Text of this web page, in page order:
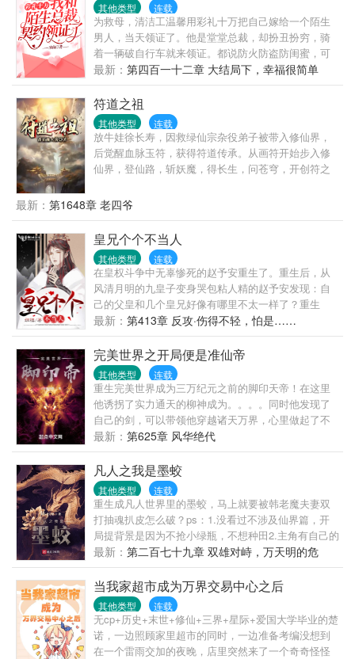
其他类型 连载
为救母，清洁工温馨用彩礼十万把自己嫁给一个陌生
男人，当天领证了。他是堂堂总裁，却扮丑扮穷，骑
着一辆破自行车就来领证。都说防火防盗防闺蜜，可
她天天就防他。“喂！女人，吃了臭豆腐必须刷
牙！”“喂！女人，马桶用了要消毒呀！”有人说，总裁
大人一表人才，不近女色，是南城所有女人的梦中情
人。而她说，他粗狂丑陋，又穷又闷骚直到真相大
白……天，温馨，你家老公的胡子飞了！天，温馨，
你家老公脸上的刀疤移位了！天，温馨你家老公开的
竟然是迈巴赫！天，你家老公不是助理，他才是总
裁！温馨看着人群中簇拥的俊美男人，攥紧拳头……
最新： 第四百一十二章 大结局下，幸福很简单
符道之祖
其他类型 连载
放牛娃徐长寿，因救绿仙宗杂役弟子被带入修仙界，
后觉醒血脉玉符，获得符道传承。从画符开始步入修
仙界，登仙路，斩妖魔，得长生，问苍穹，开创符之
最新： 第1648章 老四爷
皇兄个个不当人
其他类型 连载
在皇权斗争中无辜惨死的赵予安重生了。重生后，从
风清月明的九皇子变身哭包粘人精的赵予安发现：自
己的父皇和几个皇兄好像有哪里不太一样了？重生
前，大昭帝：“九皇子？朕记得，不过就是个宫女生的
孩子罢了！”重生后，大昭帝：“朕的皇子，你且动一下
试试！...
最新： 第413章 反攻·伤得不轻，怕是……
完美世界之开局便是准仙帝
其他类型 连载
重生完美世界成为三万纪元之前的脚印天帝！在这里
他诱拐了实力通天的柳神成为。。。。同时他发现了
自己的剑，可以带领他穿越诸天万界，心里做起了不
可思议的规划！
最新： 第625章 风华绝代
凡人之我是墨蛟
其他类型 连载
重生成凡人世界里的墨蛟，马上就要被韩老魔夫妻双
打抽魂扒皮怎么破？ps：1.没看过不涉及仙界篇，开
局提背景是因为不抢小绿瓶，不想种田2.主角有自己的
路线，非常规化龙3.主角是妖修，不站立场。只有利益
敌友之分，前期偏人性，中后期尊崇本心，会杀人但
不滥杀，全凭需求。4.有道侣非太监，不是后宫。
最新： 第二百七十九章 双雄对峙，万天明的危
机！
当我家超市成为万界交易中心之后
其他类型 连载
无cp+历史+末世+修仙+三界+星际+爱国大学毕业的楚
诺，一边照顾家里超市的同时，一边准备考编没想到
在一个雷雨交加的夜晚，店里突然来了一个奇奇怪怪